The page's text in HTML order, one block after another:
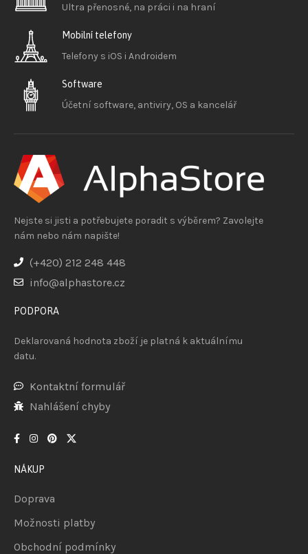
Ultra přenosné, na práci i na hraní
Mobilní telefony
Telefony s iOS i Androidem
Software
Účetní software, antiviry, OS a kancelář
Nejste si jisti a potřebujete poradit s výběrem? Zavolejte
nám nebo nám napište!
(+420) 212 248 448
info@alphastore.cz
PODPORA
Deklarovaná hodnota zboží je platná k aktuálnímu
datu.
Kontaktní formulář
Nahlášení chyby
NÁKUP
Doprava
Možnosti platby
Obchodní podmínky